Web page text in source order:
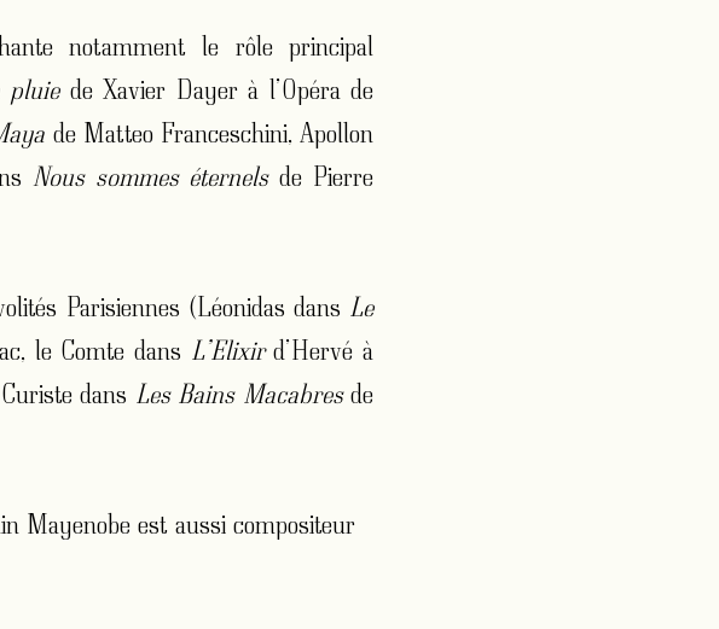
notamment le rôle principal
pluie de Xavier Dayer à l’Opéra de
de Matteo Franceschini, Apollon
Nous sommes éternelsde Pierre
Parisiennes (Léonidas dans Le
le Comte dans L’Elixird’Hervé à
dans Les Bains Macabresde
Mayenobe est aussi compositeur